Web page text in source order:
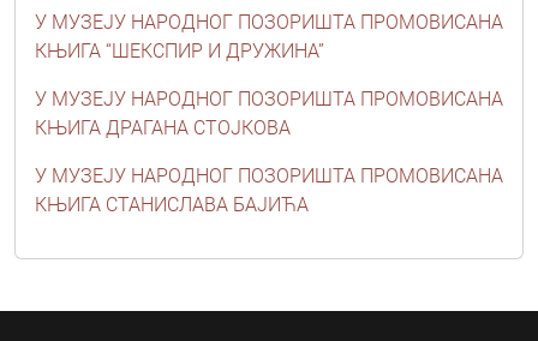
У МУЗЕЈУ НАРОДНОГ ПОЗОРИШТА ПРОМОВИСАНА
КЊИГА “ШЕКСПИР И ДРУЖИНА”
У МУЗЕЈУ НАРОДНОГ ПОЗОРИШТА ПРОМОВИСАНА
КЊИГА ДРАГАНА СТОЈКОВА
У МУЗЕЈУ НАРОДНОГ ПОЗОРИШТА ПРОМОВИСАНА
КЊИГА СТАНИСЛАВА БАЈИЋА